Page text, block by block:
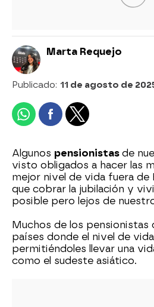
Marta Requejo
Publicado: 11 de agosto de
Algunos pensionistas de
visto obligados a hacer las
mejor nivel de vida fuera de
que cobrar la jubilación y
posible pero lejos de
Muchos de los pensionistas
países donde el nivel de
permitiéndoles llevar una
como el sudeste asiático.